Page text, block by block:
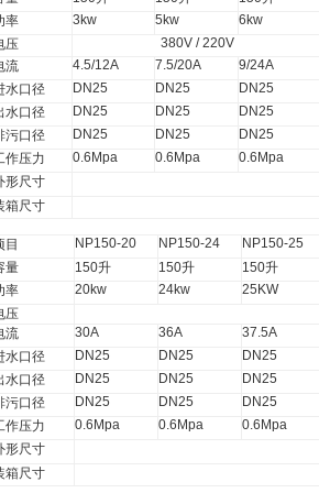
率
3kw 5kw 6kw
压
380V / 220V
流
4.5/12A 7.5/20A 9/24A
水口径
DN25 DN25 DN25
水口径
DN25 DN25 DN25
污口径
DN25 DN25 DN25
作压力
0.6Mpa 0.6Mpa 0.6Mpa
形尺寸
箱尺寸
目 NP150-20 NP150-24
NP150-25
量
150升 150升 150升
率
20kw 24kw
25KW
压
流
30A 36A
37.5A
水口径
DN25 DN25
DN25
水口径
DN25 DN25
DN25
污口径
DN25 DN25
DN25
作压力
0.6Mpa 0.6Mpa
0.6Mpa
形尺寸
箱尺寸